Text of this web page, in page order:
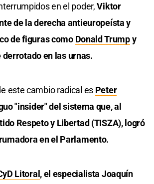
en el poder,Viktor
de la derecha antieuropeísta y
de figuras como Donald Trumpy
derrotado en las urnas.
este cambio radical es Peter
"insider" del sistema que, al
Respeto y Libertad (TISZA), logró
en el Parlamento.
Litoral, el especialista Joaquín